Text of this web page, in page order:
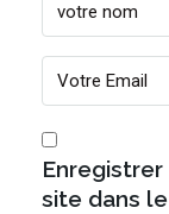
site dans